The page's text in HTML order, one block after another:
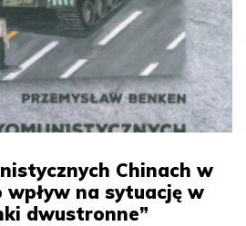
Chinach w
wpływ na sytuację w
dwustronne”